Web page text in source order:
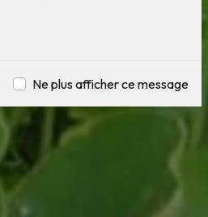
Ne plus afficher ce message